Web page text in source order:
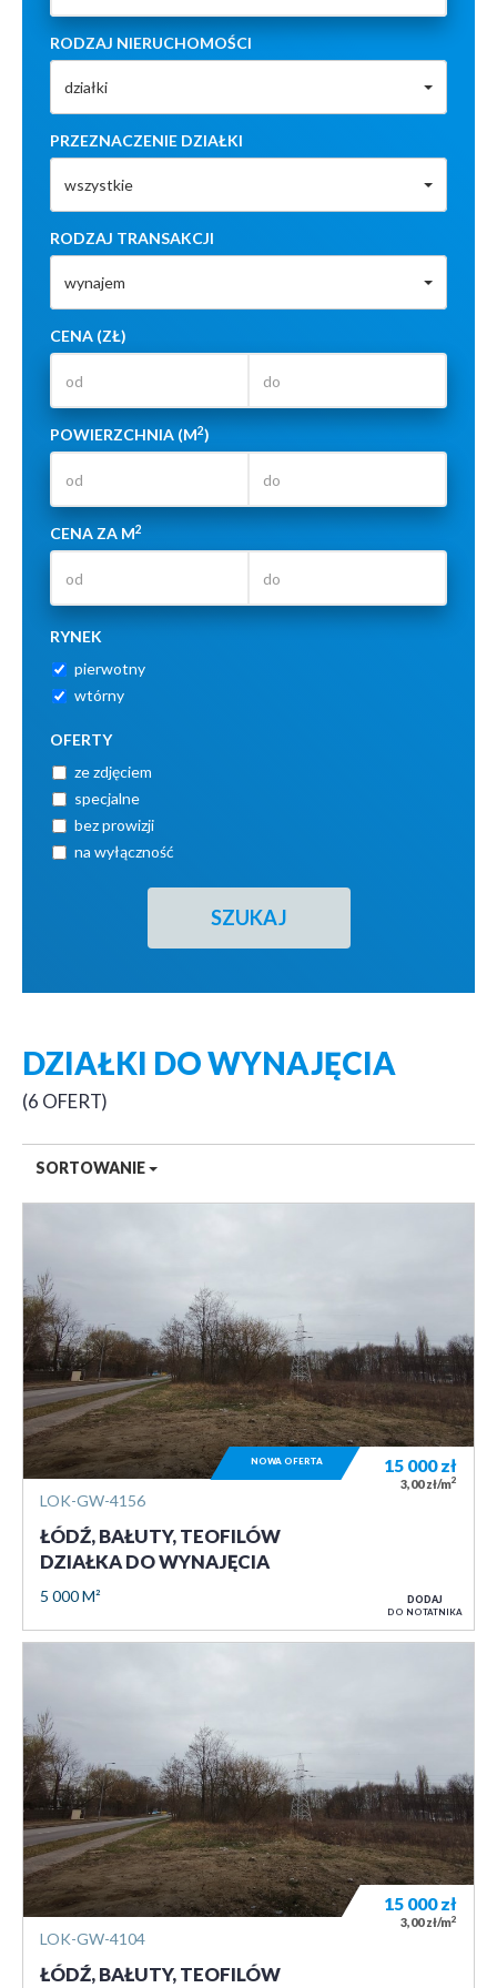
RODZAJ NIERUCHOMOŚCI
działki
PRZEZNACZENIE DZIAŁKI
wszystkie
RODZAJ TRANSAKCJI
wynajem
CENA (ZŁ)
POWIERZCHNIA (M2)
CENA ZA M2
RYNEK
pierwotny
wtórny
OFERTY
ze zdjęciem
specjalne
bez prowizji
na wyłączność
DZIAŁKI DO WYNAJĘCIA
6 OFERT
SORTOWANIE
LOK-GW-4156
ŁÓDŹ, BAŁUTY, TEOFILÓW
DZIAŁKA DO WYNAJĘCIA
5 000 M²
15 000zł
3,00 zł/m2
NOWA OFERTA
DODAJ
DO NOTATNIKA
LOK-GW-4104
ŁÓDŹ, BAŁUTY, TEOFILÓW
15 000zł
3,00 zł/m2